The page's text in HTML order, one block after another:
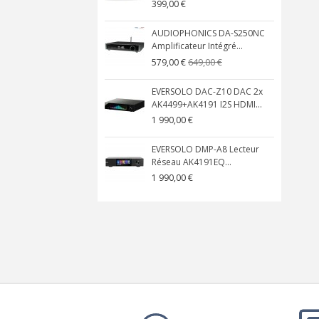
399,00 €
AUDIOPHONICS DA-S250NC
Amplificateur Intégré...
579,00 €649,00 €
EVERSOLO DAC-Z10 DAC 2x
AK4499+AK4191 I2S HDMI...
1 990,00 €
EVERSOLO DMP-A8 Lecteur
Réseau AK4191EQ...
1 990,00 €